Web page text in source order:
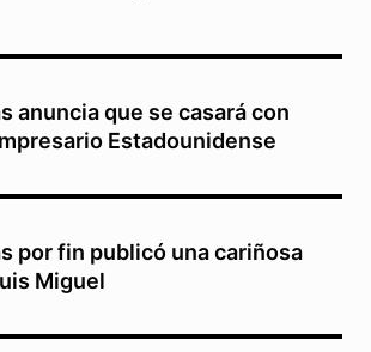
anuncia que se casará con
Estadounidense
por fin publicó una cariñosa
Miguel